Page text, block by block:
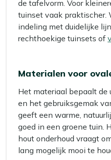
de tafelvorm. Voor
tuinset vaak praktischer.
indeling met duidelijke
rechthoekige tuinsets of
Materialen voor
Het materiaal bepaalt de
en het gebruiksgemak
geeft een warme,
goed in een groene tuin.
hout onderhoud vraagt
lang mogelijk mooi te